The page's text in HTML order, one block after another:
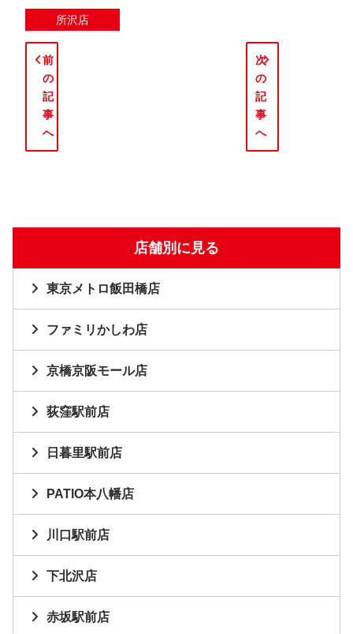
所沢店
前
の
記
事
へ
次
の
記
事
へ
店舗別に見る
東京メトロ飯田橋店
ファミリかしわ店
京橋京阪モール店
荻窪駅前店
日暮里駅前店
PATIO本八幡店
川口駅前店
下北沢店
赤坂駅前店